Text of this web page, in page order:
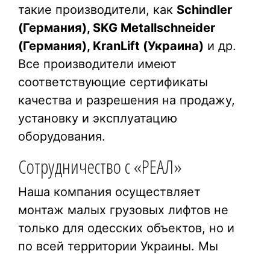
такие производители, как Schindler
(Германия), SKG Metallschneider
(Германия), KranLift (Украина) и др.
Все производители имеют
соответствующие сертификаты
качества и разрешения на продажу,
установку и эксплуатацию
оборудования.
Сотрудничество с «РЕАЛ»
Наша компания осуществляет
монтаж малых грузовых лифтов не
только для одесских объектов, но и
по всей территории Украины. Мы